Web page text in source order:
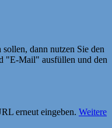
dann nutzen Sie den
"E-Mail" ausfüllen und den
erneut eingeben. Weitere